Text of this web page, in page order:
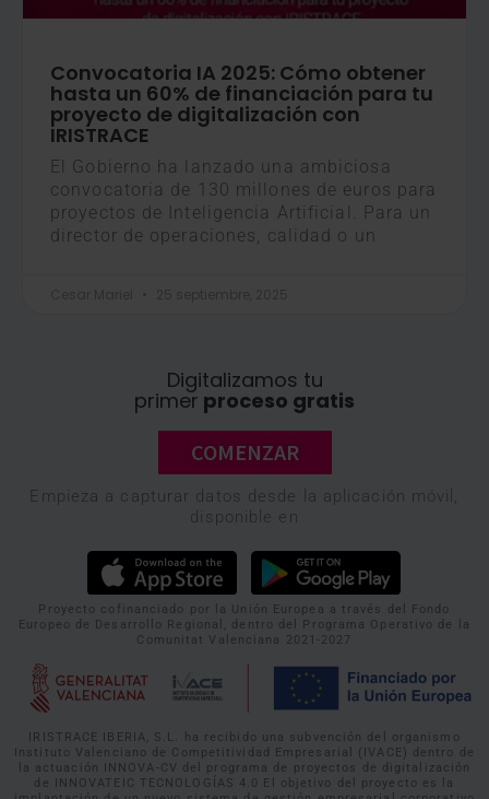
Convocatoria IA 2025: Cómo obtener
hasta un 60% de financiación para tu
proyecto de digitalización con
IRISTRACE
El Gobierno ha lanzado una ambiciosa
convocatoria de 130 millones de euros para
proyectos de Inteligencia Artificial. Para un
director de operaciones, calidad o un
Digitalizamos tu
primer proceso gratis
COMENZAR
Empieza a capturar datos desde la aplicación móvil,
disponible en
Proyecto cofinanciado por la Unión Europea a través del Fondo
Europeo de Desarrollo Regional, dentro del Programa Operativo de la
Comunitat Valenciana 2021-2027
IRISTRACE IBERIA, S.L. ha recibido una subvención del organismo
Instituto Valenciano de Competitividad Empresarial (IVACE) dentro de
la actuación INNOVA-CV del programa de proyectos de digitalización
de INNOVATEIC TECNOLOGÍAS 4.0 El objetivo del proyecto es la